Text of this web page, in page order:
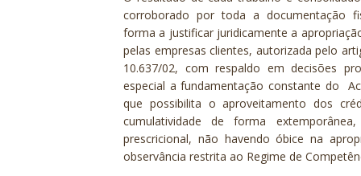
corroborado por toda a documentação
forma a justificar juridicamente a
pelas empresas clientes, autorizada pelo
10.637/02, com respaldo em decisões
especial a fundamentação constante do
que possibilita o aproveitamento dos
cumulatividade de forma
prescricional, não havendo óbice na
observância restrita ao Regime de